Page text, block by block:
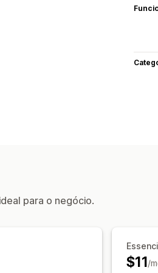
para o negócio.
$11/